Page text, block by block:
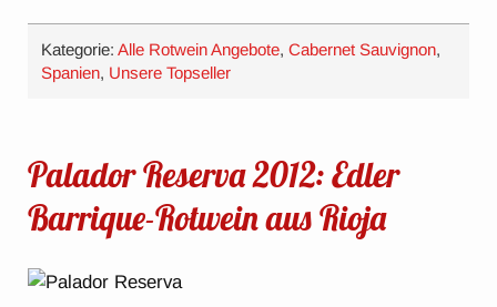
Kategorie:Alle Rotwein Angebote,Cabernet Sauvignon,
Spanien, Unsere Topseller
Palador Reserva 2012: Edler
Barrique-Rotwein aus Rioja